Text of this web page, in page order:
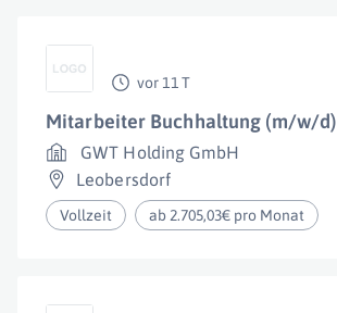
vor 11 T
Mitarbeiter Buchhaltung (m/w/d)
GWT Holding GmbH
Leobersdorf
Vollzeit ab 2.705,03€ pro Monat